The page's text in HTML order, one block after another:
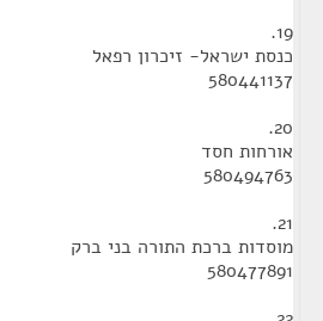
19.
כנסת ישראל- זיכרון רפאל
580441137
20.
אורחות חסד
580494763
21.
מוסדות ברכת התורה בני ברק
580477891